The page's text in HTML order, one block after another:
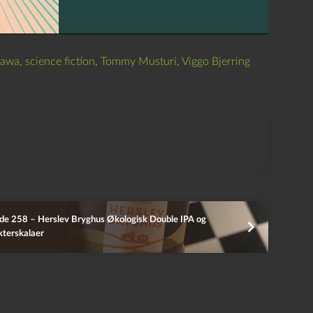
, science fiction, Tommy Musturi, Viggo Bjerring
258 – Herslev Bryghus Økologisk Double IPA og